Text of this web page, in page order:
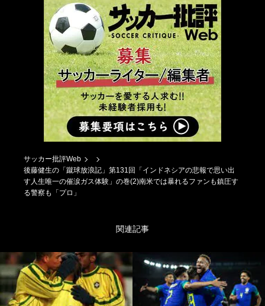
サッカー批評Web
後藤健生の「蹴球放浪記」第131回「インドネシアの悲報で思い出
す人生唯一の催涙ガス体験」の巻(2)南米では暴れるファンも鎮圧す
る警察も「プロ」
関連記事